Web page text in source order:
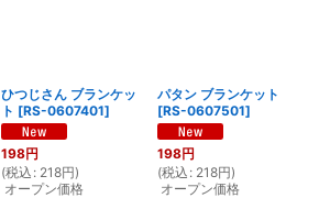
ひつじさん ブランケッ
ト [RS-0607401]
198円
(税込 : 218円)
オープン価格
パタン ブランケット
[RS-0607501]
198円
(税込 : 218円)
オープン価格